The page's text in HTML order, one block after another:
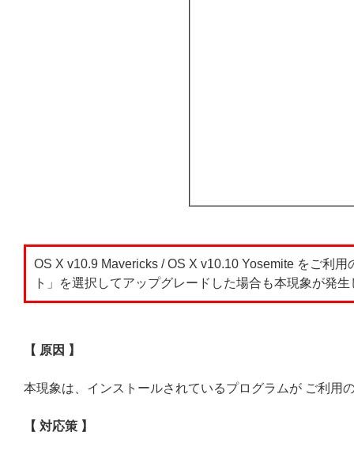
OS X v10.9 Mavericks / OS X v10.10 Yosemite をご利
ト」を選択してアップグレードした場合も本現象が発生
【 原因 】
本現象は、インストールされているプログラムが ご利用
【 対応策 】